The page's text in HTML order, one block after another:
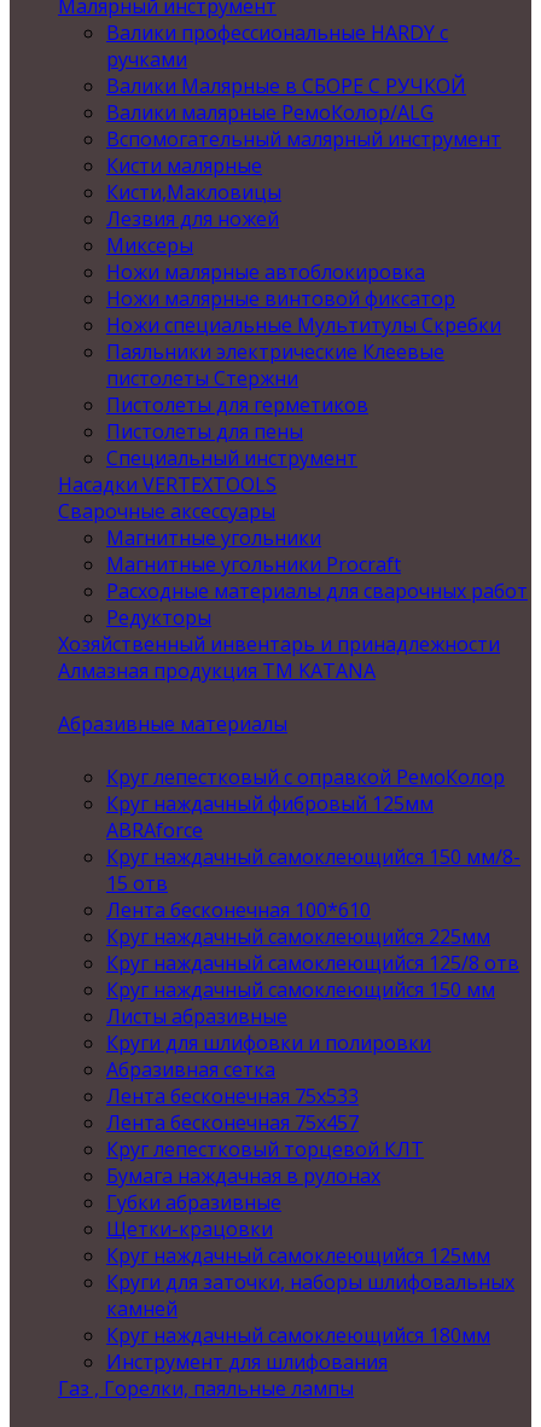
Малярный инструмент
Валики профессиональные HARDY с
ручками
Валики Малярные в СБОРЕ С РУЧКОЙ
Валики малярные РемоКолор/ALG
Вспомогательный малярный инструмент
Кисти малярные
Кисти,Макловицы
Лезвия для ножей
Миксеры
Ножи малярные автоблокировка
Ножи малярные винтовой фиксатор
Ножи специальные Мультитулы Скребки
Паяльники электрические Клеевые
пистолеты Стержни
Пистолеты для герметиков
Пистолеты для пены
Специальный инструмент
Насадки VERTEXTOOLS
Сварочные аксессуары
Магнитные угольники
Магнитные угольники Procraft
Расходные материалы для сварочных работ
Редукторы
Хозяйственный инвентарь и принадлежности
Алмазная продукция ТМ KATANA
Абразивные материалы
Круг лепестковый с оправкой РемоКолор
Круг наждачный фибровый 125мм
ABRAforce
Круг наждачный самоклеющийся 150 мм/8-
15 отв
Лента бесконечная 100*610
Круг наждачный самоклеющийся 225мм
Круг наждачный самоклеющийся 125/8 отв
Круг наждачный самоклеющийся 150 мм
Листы абразивные
Круги для шлифовки и полировки
Абразивная сетка
Лента бесконечная 75х533
Лента бесконечная 75х457
Круг лепестковый торцевой КЛТ
Бумага наждачная в рулонах
Губки абразивные
Щетки-крацовки
Круг наждачный самоклеющийся 125мм
Круги для заточки, наборы шлифовальных
камней
Круг наждачный самоклеющийся 180мм
Инструмент для шлифования
Газ , Горелки, паяльные лампы